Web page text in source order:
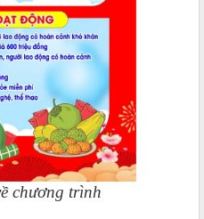
chương trình